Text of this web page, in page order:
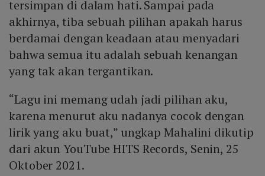
tersimpan di dalam hati. Sampai pada
akhirnya, tiba sebuah pilihan apakah harus
berdamai dengan keadaan atau menyadari
bahwa semua itu adalah sebuah kenangan
yang tak akan tergantikan.
“Lagu ini memang udah jadi pilihan aku,
karena menurut aku nadanya cocok dengan
lirik yang aku buat,” ungkap Mahalini dikutip
dari akun YouTube HITS Records, Senin, 25
Oktober 2021.